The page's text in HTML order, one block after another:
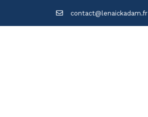
contact@lenaickadam.fr